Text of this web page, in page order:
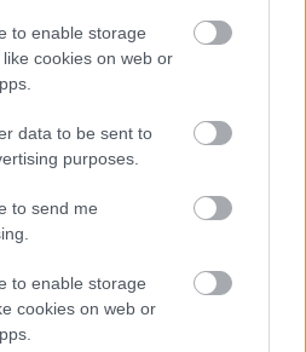
to enable storage
cookies on web or
data to be sent to
purposes.
to send me
to enable storage
cookies on web or
valamit részletesebben?